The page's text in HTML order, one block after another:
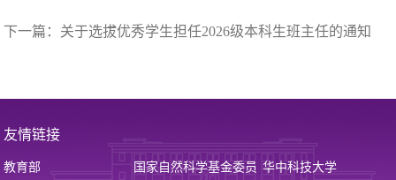
下一篇： 关于选拔优秀学生担任2026级本科生班主任的通知
友情链接
教育部
国家自然科学基金委员 华中科技大学